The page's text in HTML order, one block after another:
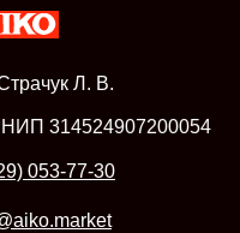
Л. В.
314524907200054
053-77-30